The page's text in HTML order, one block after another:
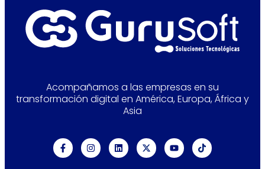
Acompañamos a las empresas en su
transformación digital en América, Europa, África y
Asia